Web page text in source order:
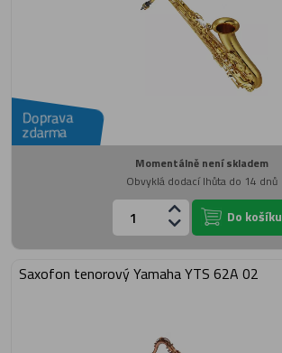
Doprava
zdarma
Momentálně není skladem
Obvyklá dodací lhůta do 14 dnů
Do košíku
Saxofon tenorový Yamaha YTS 62A 02